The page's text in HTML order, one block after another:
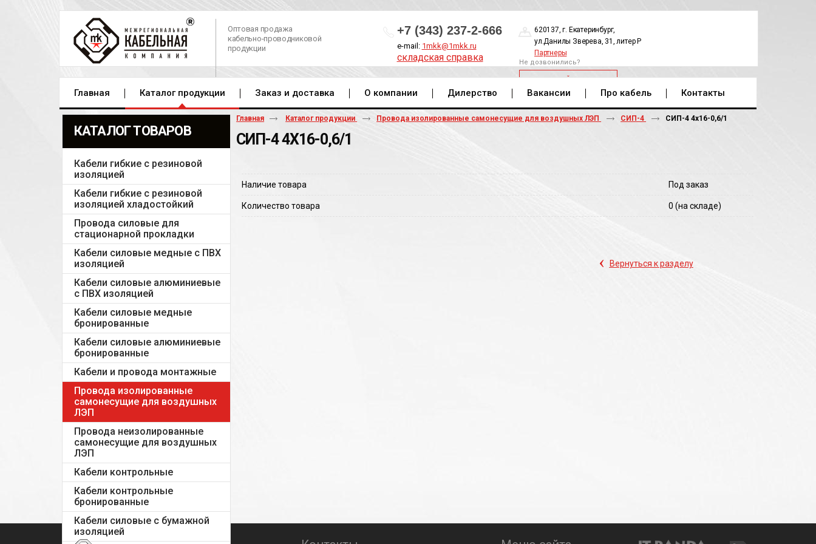
Оптовая продажа
кабельно-проводниковой
продукции
+7 (343) 237-2-666
e-mail: 1mkk@1mkk.ru
складская справка
620137, г. Екатеринбург,
ул.Данилы Зверева, 31, литер Р
Партнеры
Не дозвонились?
ОБРАТНЫЙ ЗВОНОК
Главная Каталог продукции Заказ и доставка О компании Дилерство Вакансии Про кабель Контакты
КАТАЛОГ ТОВАРОВ
Кабели гибкие с резиновой
изоляцией
Кабели гибкие с резиновой
изоляцией хладостойкий
Провода силовые для
стационарной прокладки
Кабели силовые медные с ПВХ
изоляцией
Кабели силовые алюминиевые
с ПВХ изоляцией
Кабели силовые медные
бронированные
Кабели силовые алюминиевые
бронированные
Кабели и провода монтажные
Провода изолированные
самонесущие для воздушных
ЛЭП
Провода неизолированные
самонесущие для воздушных
ЛЭП
Кабели контрольные
Кабели контрольные
бронированные
Кабели силовые с бумажной
изоляцией
Главная Каталог продукции Провода изолированные самонесущие для воздушных ЛЭП СИП-4 СИП-4 4х16-0,6/1
СИП-4 4Х16-0,6/1
Наличие товара Под заказ
Количество товара 0 (на складе)
‹ Вернуться к разделу